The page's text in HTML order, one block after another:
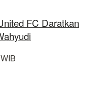
FC Daratkan